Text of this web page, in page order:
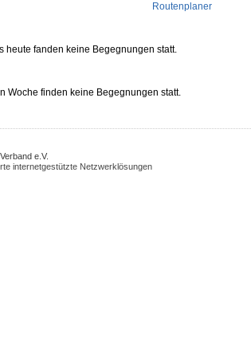
Routenplaner
heute fanden keine Begegnungen statt.
Woche finden keine Begegnungen statt.
e.V.
internetgestützte Netzwerklösungen